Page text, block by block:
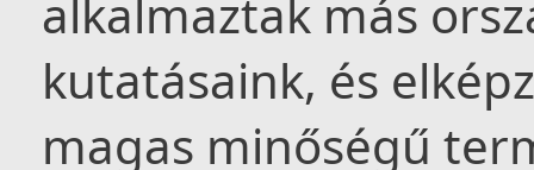
alkalmaztak más
kutatásaink, és
magas minőségű